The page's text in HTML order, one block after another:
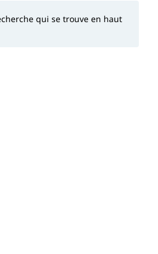
qui se trouve en haut